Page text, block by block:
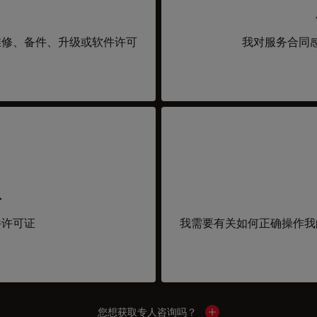
、备件、升级或软件许可 我对服务合同
可证 我需要有关如何正确操作
您想获取专人咨询吗？ Show local contacts